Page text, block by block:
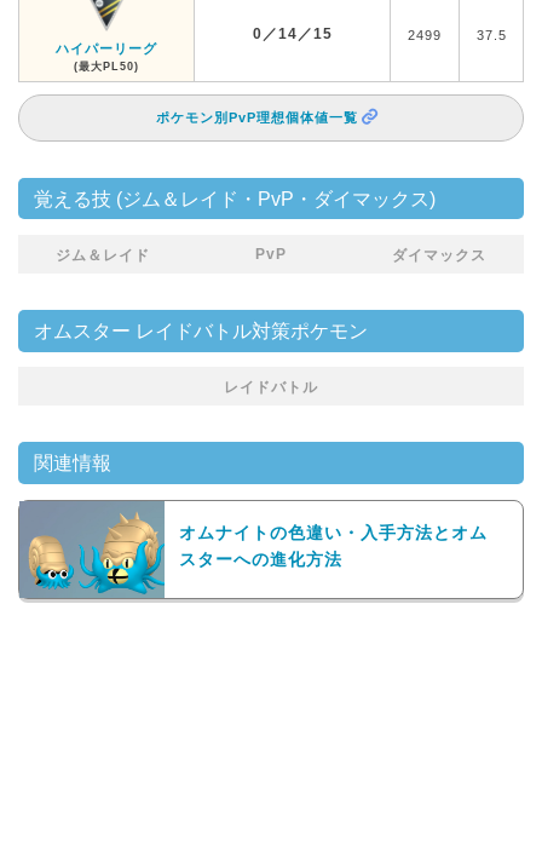
ハイパーリーグ
(最大PL50)
0／14／15 2499 37.5
ポケモン別PvP理想個体値一覧
覚える技 (ジム＆レイド・PvP・ダイマックス)
ジム＆レイド PvP ダイマックス
オムスター レイドバトル対策ポケモン
レイドバトル
関連情報
オムナイトの色違い・入手方法とオム
スターへの進化方法